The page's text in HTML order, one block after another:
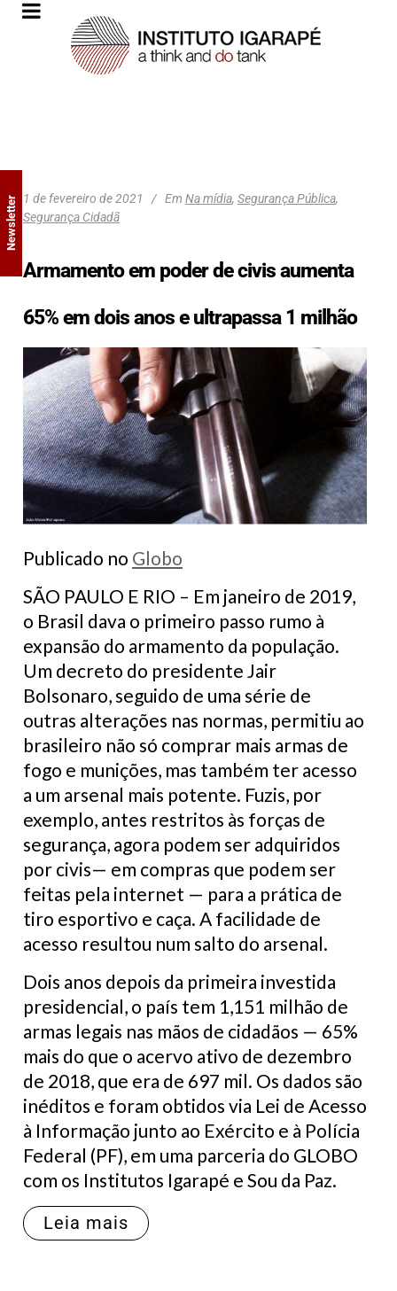
1 de fevereiro de 2021 Em Na mídia, Segurança Pública,
Segurança Cidadã
Armamento em poder de civis aumenta
65% em dois anos e ultrapassa 1 milhão
Publicado no Globo
SÃO PAULO E RIO – Em janeiro de 2019,
o Brasil dava o primeiro passo rumo à
expansão do armamento da população.
Um decreto do presidente Jair
Bolsonaro, seguido de uma série de
outras alterações nas normas, permitiu ao
brasileiro não só comprar mais armas de
fogo e munições, mas também ter acesso
a um arsenal mais potente. Fuzis, por
exemplo, antes restritos às forças de
segurança, agora podem ser adquiridos
por civis— em compras que podem ser
feitas pela internet — para a prática de
tiro esportivo e caça. A facilidade de
acesso resultou num salto do arsenal.
Dois anos depois da primeira investida
presidencial, o país tem 1,151 milhão de
armas legais nas mãos de cidadãos — 65%
mais do que o acervo ativo de dezembro
de 2018, que era de 697 mil. Os dados são
inéditos e foram obtidos via Lei de Acesso
à Informação junto ao Exército e à Polícia
Federal (PF), em uma parceria do GLOBO
com os Institutos Igarapé e Sou da Paz.
Leia mais
Newsletter